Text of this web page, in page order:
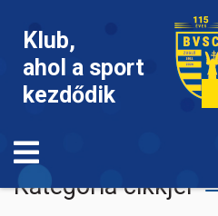
Klub,
ahol a sport
kezdődik
Labdarúgás
Kategória cikkjei